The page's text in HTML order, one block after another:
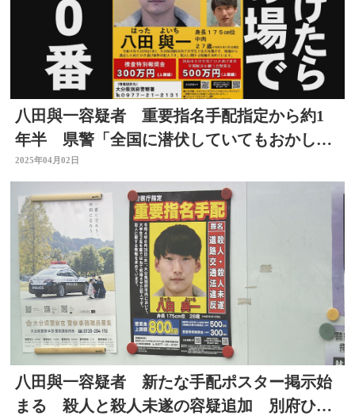
八田與一容疑者 重要指名手配指定から約1
年半 県警「全国に潜伏していてもおかしく
ない」別府ひき逃げ
2025年04月02日
八田與一容疑者 新たな手配ポスター掲示始
まる 殺人と殺人未遂の容疑追加 別府ひき